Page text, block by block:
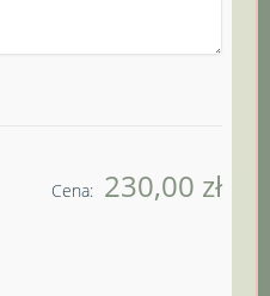
Cena: 230,00 zł